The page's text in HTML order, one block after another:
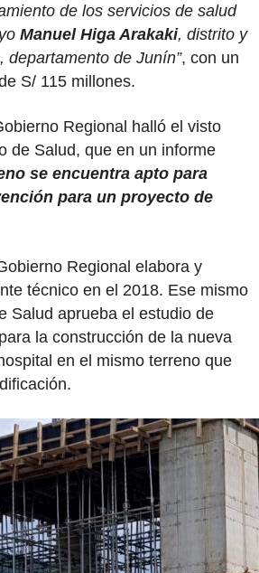
de los servicios de salud
Manuel Higa Arakaki, distrito y
departamento de Junín”, con un
S/ 115 millones.
Regional halló el visto
de Salud, que en un informe
se encuentra apto para
para un proyecto de
Regional elabora y
técnico en el 2018. Ese mismo
Salud aprueba el estudio de
la construcción de la nueva
en el mismo terreno que